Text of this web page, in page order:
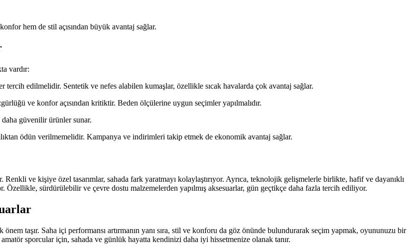
hem de stil açısından büyük avantaj sağlar.
vardır:
tercih edilmelidir. Sentetik ve nefes alabilen kumaşlar, özellikle sıcak havalarda çok avantaj sağlar.
ve konfor açısından kritiktir. Beden ölçülerine uygun seçimler yapılmalıdır.
daha güvenilir ürünler sunar.
ödün verilmemelidir. Kampanya ve indirimleri takip etmek de ekonomik avantaj sağlar.
ve kişiye özel tasarımlar, sahada fark yaratmayı kolaylaştırıyor. Ayrıca, teknolojik gelişmelerle birlikte, hafif ve dayanıklı
sürdürülebilir ve çevre dostu malzemelerden yapılmış aksesuarlar, gün geçtikçe daha fazla tercih ediliyor.
taşır. Saha içi performansı artırmanın yanı sıra, stil ve konforu da göz önünde bulundurarak seçim yapmak, oyununuzu bir
sporcular için, sahada ve günlük hayatta kendinizi daha iyi hissetmenize olanak tanır.